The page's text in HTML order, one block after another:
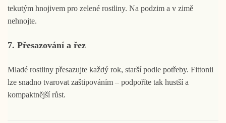
tekutým hnojivem pro zelené rostliny. Na podzim a v zimě
nehnojte.
7. Přesazování a řez
Mladé rostliny přesazujte každý rok, starší podle potřeby. Fittonii
lze snadno tvarovat zaštipováním – podpoříte tak hustší a
kompaktnější růst.